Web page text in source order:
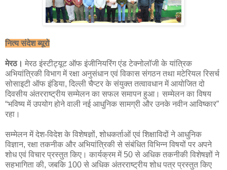
नित्य संदेश ब्यूरो
मेरठ। मेरठ इंस्टीट्यूट ऑफ इंजीनियरिंग एंड टेक्नोलॉजी के यांत्रिक
अभियांत्रिकी विभाग में रक्षा अनुसंधान एवं विकास संगठन तथा मटेरियल रिसर्च
सोसाइटी ऑफ इंडिया, दिल्ली चैप्टर के संयुक्त तत्वावधान में आयोजित दो
दिवसीय अंतरराष्ट्रीय सम्मेलन का सफल समापन हुआ। सम्मेलन का विषय
“भविष्य में उपयोग होने वाली नई आधुनिक सामग्री और उनके नवीन आविष्कार”
रहा।
सम्मेलन में देश-विदेश के विशेषज्ञों, शोधकर्ताओं एवं शिक्षाविदों ने आधुनिक
विज्ञान, रक्षा तकनीक और अभियांत्रिकी से संबंधित विभिन्न विषयों पर अपने
शोध एवं विचार प्रस्तुत किए। कार्यक्रम में 50 से अधिक तकनीकी विशेषज्ञों ने
सहभागिता की, जबकि 100 से अधिक अंतरराष्ट्रीय शोध पत्र प्रस्तुत किए